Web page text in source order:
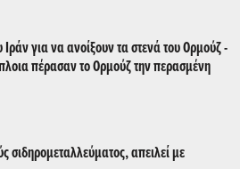
για να ανοίξουν τα στενά του Ορμούζ -
πέρασαν το Ορμούζ την περασμένη
σιδηρομεταλλεύματος, απειλεί με